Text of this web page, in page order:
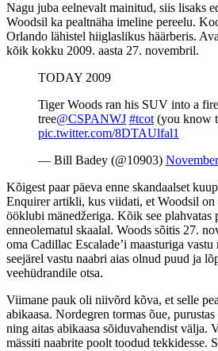
Nagu juba eelnevalt mainitud, siis lisaks
Woodsil ka pealtnäha imeline pereelu.
Orlando lähistel hiiglaslikus häärberis.
kõik kokku 2009. aasta 27. novembril.
TODAY 2009
Tiger Woods ran his SUV into a
tree@CSPANWJ #tcot (you know
pic.twitter.com/8DTAUlfal1
— Bill Badey (@10903)
Kõigest paar päeva enne skandaalset
Enquirer artikli, kus viidati, et Woodsil on
ööklubi mänedžeriga. Kõik see plahvatas
enneolematul skaalal. Woods sõitis 27.
oma Cadillac Escalade’i maasturiga
seejärel vastu naabri aias olnud puud ja
veehüdrandile otsa.
Viimane pauk oli niivõrd kõva, et selle
abikaasa. Nordegren tormas õue,
ning aitas abikaasa sõiduvahendist välja.
mässiti naabrite poolt toodud tekkidesse.